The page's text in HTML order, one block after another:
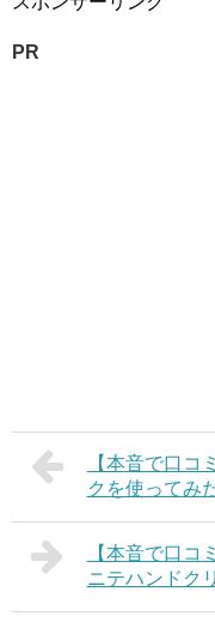
PR
【本音で口コ
クを使ってみ
【本音で口コ
ニテハンドク